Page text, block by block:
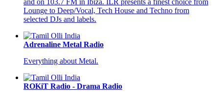
and on 103.7 FM in Ibiza. ILR presents a finest choice from
Lounge to Deep/Vocal, Tech House and Techno from
selected DJs and labels.
Adrenaline Metal Radio
Everything about Metal.
ROKiT Radio - Drama Radio